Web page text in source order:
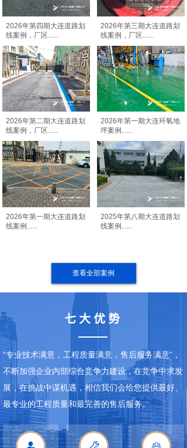
查看全部案例
2026年第四期大连道路划
线案例，厂区
2026年第三期大连道路划
线案例，厂区
2026年第二期大连道路划
线案例，厂区......
2026年第一期大连环氧地
坪案例 ......
2026年第一期大连道路划
线案例
2025年第八期大连道路划
线案例
七大优势
“专业技术满意，工程质量满意，售后服务满意”，
不断加强企业内部综合竞争力建设，在竞争中求发
展，在挑战中谋机遇，相信我们会给您提供最好、
最专业的工程质量和最完善的售后服务。